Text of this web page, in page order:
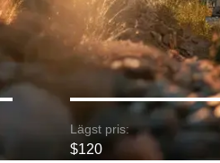
Lägst pris:
$120